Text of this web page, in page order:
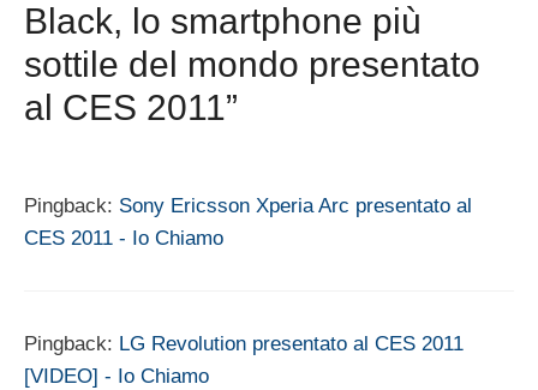
Black, lo smartphone più
sottile del mondo presentato
al CES 2011”
Pingback: Sony Ericsson Xperia Arc presentato al
CES 2011 - Io Chiamo
Pingback: LG Revolution presentato al CES 2011
[VIDEO] - Io Chiamo